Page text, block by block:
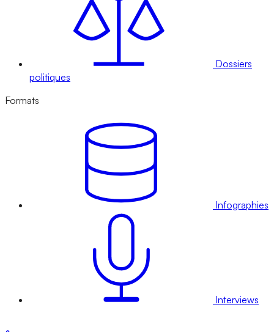
Dossiers
politiques
Formats
Infographies
Interviews